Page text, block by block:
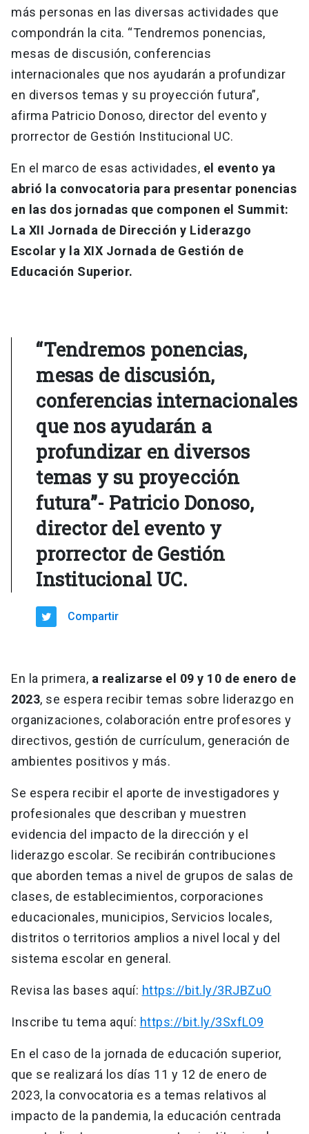
más personas en las diversas actividades que
compondrán la cita. “Tendremos ponencias,
mesas de discusión, conferencias
internacionales que nos ayudarán a profundizar
en diversos temas y su proyección futura”,
afirma Patricio Donoso, director del evento y
prorrector de Gestión Institucional UC.
En el marco de esas actividades, el evento ya
abrió la convocatoria para presentar ponencias
en las dos jornadas que componen el Summit:
La XII Jornada de Dirección y Liderazgo
Escolar y la XIX Jornada de Gestión de
Educación Superior.
“Tendremos ponencias,
mesas de discusión,
conferencias internacionales
que nos ayudarán a
profundizar en diversos
temas y su proyección
futura”- Patricio Donoso,
director del evento y
prorrector de Gestión
Institucional UC.
Compartir
En la primera, a realizarse el 09 y 10 de enero de
2023, se espera recibir temas sobre liderazgo en
organizaciones, colaboración entre profesores y
directivos, gestión de currículum, generación de
ambientes positivos y más.
Se espera recibir el aporte de investigadores y
profesionales que describan y muestren
evidencia del impacto de la dirección y el
liderazgo escolar. Se recibirán contribuciones
que aborden temas a nivel de grupos de salas de
clases, de establecimientos, corporaciones
educacionales, municipios, Servicios locales,
distritos o territorios amplios a nivel local y del
sistema escolar en general.
Revisa las bases aquí: https://bit.ly/3RJBZuO
Inscribe tu tema aquí: https://bit.ly/3SxfLO9
En el caso de la jornada de educación superior,
que se realizará los días 11 y 12 de enero de
2023, la convocatoria es a temas relativos al
impacto de la pandemia, la educación centrada